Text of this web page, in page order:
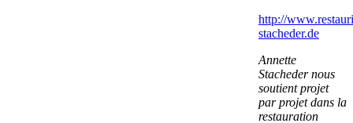
http://
stacheder.de
Annette
Stacheder nous
soutient projet
par projet dans la
restauration